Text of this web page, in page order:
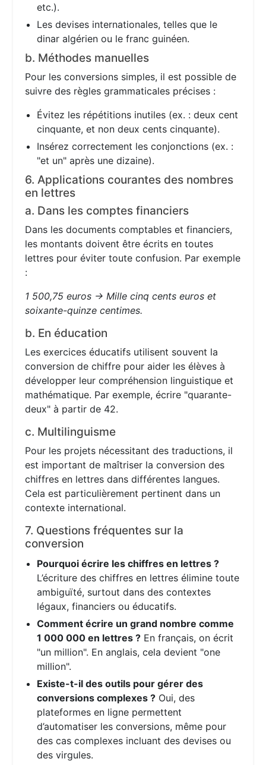
etc.).
Les devises internationales, telles que le
dinar algérien ou le franc guinéen.
b. Méthodes manuelles
Pour les conversions simples, il est possible de
suivre des règles grammaticales précises :
Évitez les répétitions inutiles (ex. : deux cent
cinquante, et non deux cents cinquante).
Insérez correctement les conjonctions (ex. :
"et un" après une dizaine).
6. Applications courantes des nombres
en lettres
a. Dans les comptes financiers
Dans les documents comptables et financiers,
les montants doivent être écrits en toutes
lettres pour éviter toute confusion. Par exemple
:
1 500,75 euros → Mille cinq cents euros et
soixante-quinze centimes.
b. En éducation
Les exercices éducatifs utilisent souvent la
conversion de chiffre pour aider les élèves à
développer leur compréhension linguistique et
mathématique. Par exemple, écrire "quarante-
deux" à partir de 42.
c. Multilinguisme
Pour les projets nécessitant des traductions, il
est important de maîtriser la conversion des
chiffres en lettres dans différentes langues.
Cela est particulièrement pertinent dans un
contexte international.
7. Questions fréquentes sur la
conversion
Pourquoi écrire les chiffres en lettres ?
L’écriture des chiffres en lettres élimine toute
ambiguïté, surtout dans des contextes
légaux, financiers ou éducatifs.
Comment écrire un grand nombre comme
1 000 000 en lettres ? En français, on écrit
"un million". En anglais, cela devient "one
million".
Existe-t-il des outils pour gérer des
conversions complexes ? Oui, des
plateformes en ligne permettent
d’automatiser les conversions, même pour
des cas complexes incluant des devises ou
des virgules.